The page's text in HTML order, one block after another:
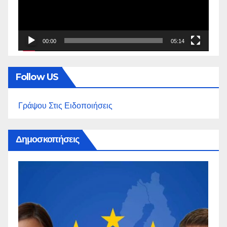
00:00 05:14
Follow US
Γράψου Στις Ειδοποιήσεις
Δημοσκοπήσεις